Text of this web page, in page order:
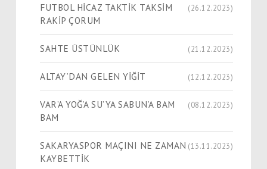
FUTBOL HİCAZ TAKTİK TAKSİM
RAKİP ÇORUM
(26.12.2023)
SAHTE ÜSTÜNLÜK (21.12.2023)
ALTAY’DAN GELEN YİĞİT (12.12.2023)
VAR’A YOĞ’A SU’YA SABUN’A BAM
BAM
(08.12.2023)
SAKARYASPOR MAÇINI NE ZAMAN
KAYBETTİK
(13.11.2023)